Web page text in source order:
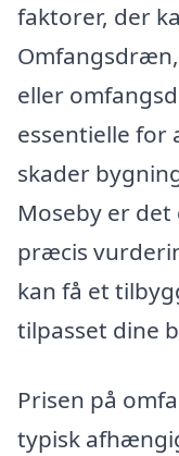
faktorer, der
eller
essentielle for
skader
Moseby er
præcis
kan få et
tilpasset dine
Prisen på
typisk